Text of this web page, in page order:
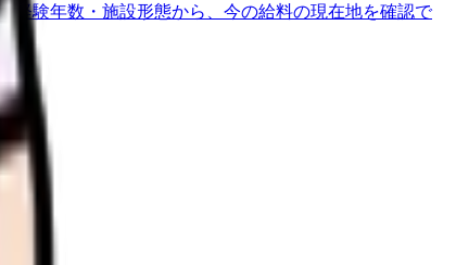
経験年数・施設形態から、今の給料の現在地を確認で
す。